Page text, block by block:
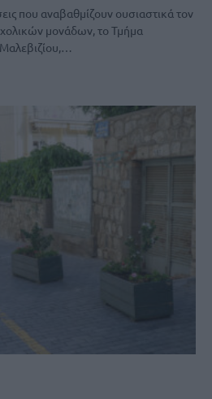
που αναβαθμίζουν ουσιαστικά τον
μονάδων, το Τμήμα